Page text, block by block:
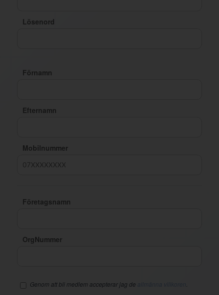
Lösenord
Förnamn
Efternamn
Mobilnummer
Företagsnamn
OrgNummer
Genom att bli medlem accepterar jag de